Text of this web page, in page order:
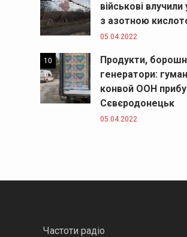
військові
з азотною
05.04.2022
10
Продукти,
генератори:
конвой ООН
Сєвєродонецьк
05.04.2022
Частоти радіо